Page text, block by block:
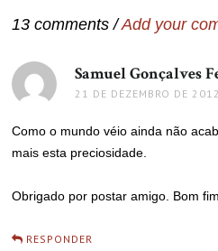
13 comments /Add your
Samuel Gonçalves
21 DE DEZEMBRO DE
Como o mundo véio ainda não
mais esta preciosidade.
Obrigado por postar amigo. Bom
RESPONDER